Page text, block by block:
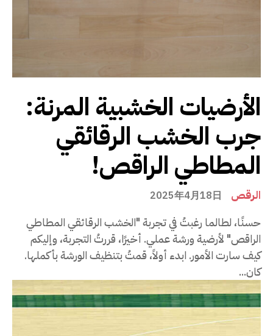
الأرضيات الخشبية المرنة:
جرب الخشب الرقائقي
المطاطي الراقص!
الرقص 2025年4月18日
حسنًا، لطالما رغبتُ في تجربة "الخشب الرقائقي المطاطي
الراقص" لأرضية ورشة عملي. أخيرًا، قررتُ التجربة، وإليكم
كيف سارت الأمور. ابدء أولاً، قمتُ بتنظيف الورشة بأكملها.
كان...